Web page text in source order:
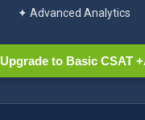
✦ Advanced Analytics
Upgrade to Basic CSAT